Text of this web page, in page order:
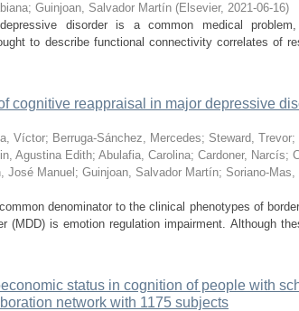
; Guinjoan, Salvador Martín (Elsevier, 2021-06-16)
disorder is a common medical
to describe functional connectivity correlates of
cognitive reappraisal in major depressive
Víctor; Berruga-Sánchez, Mercedes; Steward, Trevor;
Agustina Edith; Abulafia, Carolina; Cardoner, Narcís;
José Manuel ; Guinjoan, Salvador Martín; Soriano-Mas,
denominator to the clinical phenotypes of
(MDD) is emotion regulation impairment. Although
status in cognition of people with
network with 1175 subjects